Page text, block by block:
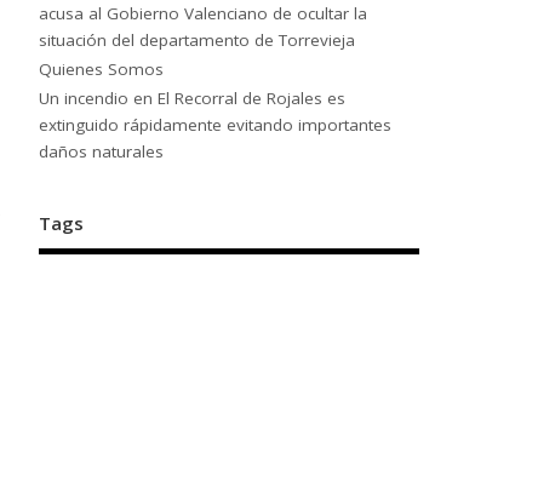
acusa al Gobierno Valenciano de ocultar la
situación del departamento de Torrevieja
Quienes Somos
Un incendio en El Recorral de Rojales es
extinguido rápidamente evitando importantes
daños naturales
Tags